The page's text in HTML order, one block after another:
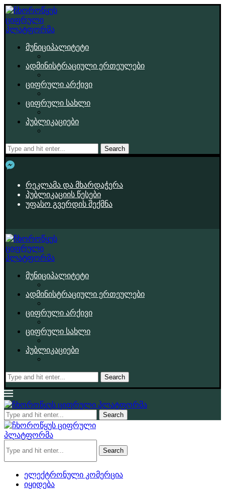
მუნიციპალიტეტი
ადმინისტრაციული ერთეულები
ციფრული არქივი
ციფრული სახლი
პუბლიკაციები
Search
რეკლამა და მხარდაჭერა
პუბლიკაციის წესები
უფასო გვერდის შექმნა
მუნიციპალიტეტი
ადმინისტრაციული ერთეულები
ციფრული არქივი
ციფრული სახლი
პუბლიკაციები
Search
Search
Search
ელექტრონული კომერცია
იყიდება